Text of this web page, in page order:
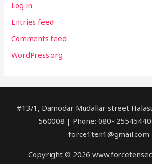
Log in
Entries feed
Comments feed
WordPress.org
#13/1, Damodar Mudaliar street
560008 | Phone: 080-
force1ten1@gmail.com
Copyright © 2026